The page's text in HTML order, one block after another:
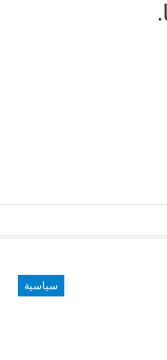
سياسية